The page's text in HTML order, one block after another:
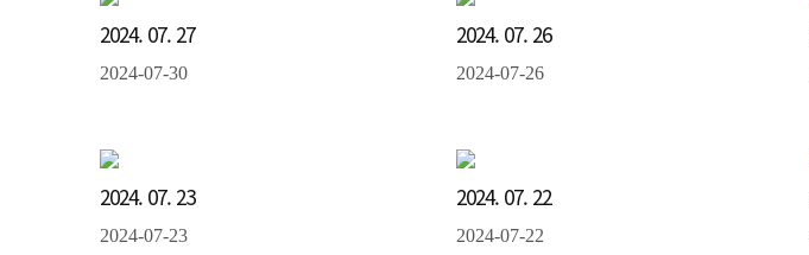
2024. 07. 27
2024-07-30
2024. 07. 26
2024-07-26
2024. 07. 23
2024-07-23
2024. 07. 22
2024-07-22